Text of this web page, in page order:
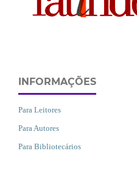
INFORMAÇÕES
Para Leitores
Para Autores
Para Bibliotecários